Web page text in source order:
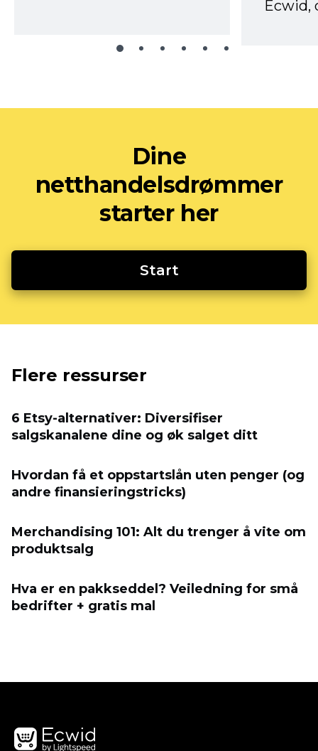
Ecwid,
Dine
netthandelsdrømmer
starter her
Start
Flere ressurser
6 Etsy-alternativer: Diversifiser
salgskanalene dine og øk salget ditt
Hvordan få et oppstartslån uten penger (og
andre finansieringstricks)
Merchandising 101: Alt du trenger å vite om
produktsalg
Hva er en pakkseddel? Veiledning for små
bedrifter + gratis mal